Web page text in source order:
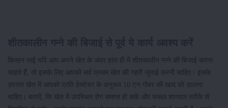
किसान भाई यदि आप अपने खेत के अंदर हाल ही में शीतकालीन गन्ने की बिजाई करना
चाहते हैं, तो इसके लिए आपको सर्व प्रथम खेत की गहरी जुताई करनी चाहिए। इसके
उपरांत खेत में आपको प्रति हेक्टेयर के अनुरूप 10 टन गोबर की खाद को डालना
चाहिए। बतादें, कि खेत में उपस्थित रोग समाप्त हो सकें और फसल शानदार तरीके से